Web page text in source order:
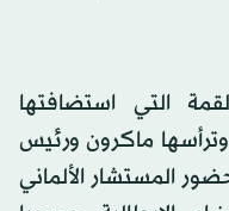
التي استضافتها
في 17 أبريل، وترأسها ماكرون ورئيس
المستشار الألماني